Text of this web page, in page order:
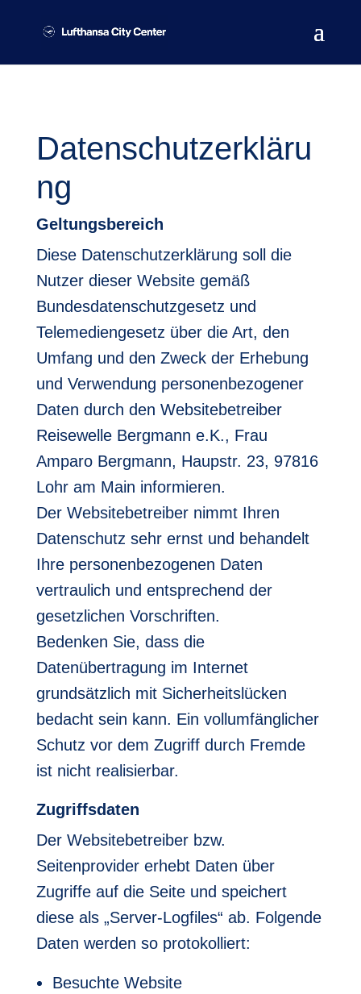
Datenschutzerkläru
ng
Geltungsbereich
Diese Datenschutzerklärung soll die
Nutzer dieser Website gemäß
Bundesdatenschutzgesetz und
Telemediengesetz über die Art, den
Umfang und den Zweck der Erhebung
und Verwendung personenbezogener
Daten durch den Websitebetreiber
Reisewelle Bergmann e.K., Frau
Amparo Bergmann, Haupstr. 23, 97816
Lohr am Main informieren.
Der Websitebetreiber nimmt Ihren
Datenschutz sehr ernst und behandelt
Ihre personenbezogenen Daten
vertraulich und entsprechend der
gesetzlichen Vorschriften.
Bedenken Sie, dass die
Datenübertragung im Internet
grundsätzlich mit Sicherheitslücken
bedacht sein kann. Ein vollumfänglicher
Schutz vor dem Zugriff durch Fremde
ist nicht realisierbar.
Zugriffsdaten
Der Websitebetreiber bzw.
Seitenprovider erhebt Daten über
Zugriffe auf die Seite und speichert
diese als „Server-Logfiles“ ab. Folgende
Daten werden so protokolliert:
Besuchte Website